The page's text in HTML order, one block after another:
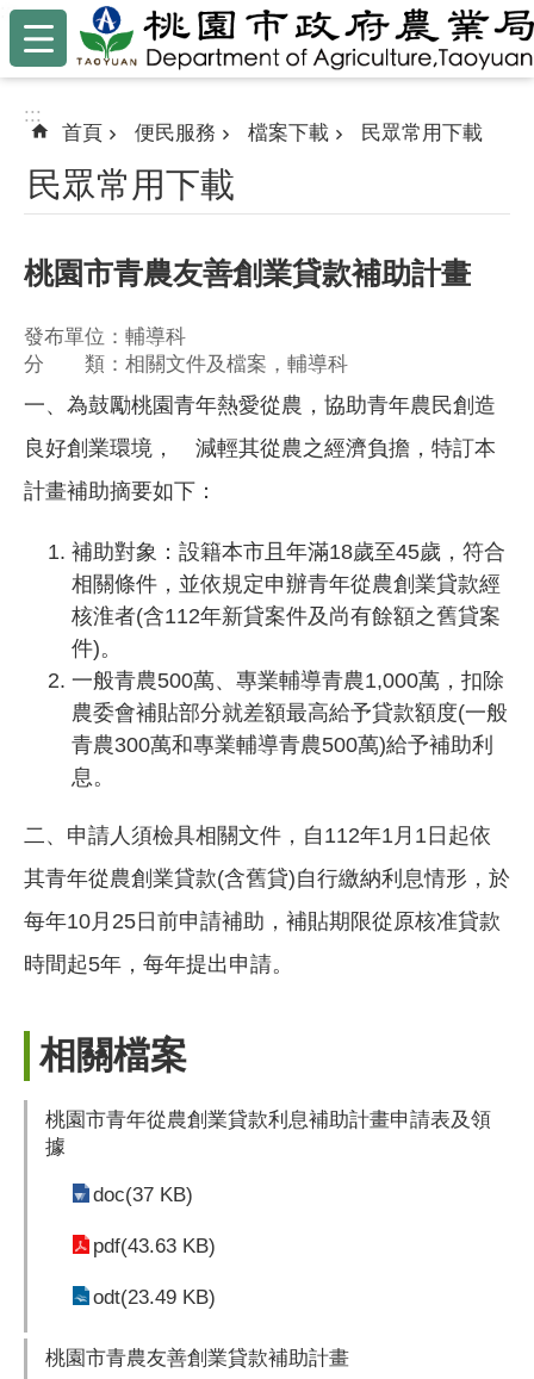
跳到主要內容區塊
:::
:::
首頁 便民服務 檔案下載 民眾常用下載
民眾常用下載
桃園市青農友善創業貸款補助計畫
發布單位：輔導科
分 類：相關文件及檔案，輔導科
一、為鼓勵桃園青年熱愛從農，協助青年農民創造
良好創業環境， 減輕其從農之經濟負擔，特訂本
計畫補助摘要如下：
補助對象：設籍本市且年滿18歲至45歲，符合
相關條件，並依規定申辦青年從農創業貸款經
核淮者(含112年新貸案件及尚有餘額之舊貸案
件)。
一般青農500萬、專業輔導青農1,000萬，扣除
農委會補貼部分就差額最高給予貸款額度(一般
青農300萬和專業輔導青農500萬)給予補助利
息。
二、申請人須檢具相關文件，自112年1月1日起依
其青年從農創業貸款(含舊貸)自行繳納利息情形，於
每年10月25日前申請補助，補貼期限從原核准貸款
時間起5年，每年提出申請。
相關檔案
桃園市青年從農創業貸款利息補助計畫申請表及領
據
doc(37 KB)
pdf(43.63 KB)
odt(23.49 KB)
桃園市青農友善創業貸款補助計畫